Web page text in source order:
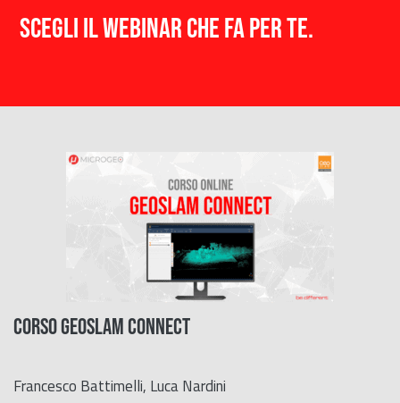
Scegli il webinar che fa per te.
CORSO GeoSLAM Connect
Francesco Battimelli, Luca Nardini